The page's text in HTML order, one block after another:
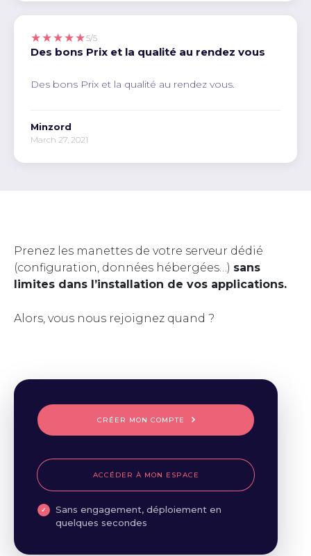
★★★★★5/5
Des bons Prix et la qualité au rendez vous
Des bons Prix et la qualité au rendez vous.
Minzord
March 27, 2021
Prenez les manettes de votre serveur dédié
(configuration, données hébergées…) sans
limites dans l’installation de vos applications.
Alors, vous nous rejoignez quand ?
CRÉER MON COMPTE
ACCÉDER À MON ESPACE
Sans engagement, déploiement en
quelques secondes